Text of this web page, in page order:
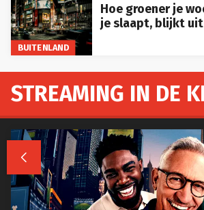
BUITENLAND
Hoe groener je
je slaapt, blijkt
STREAMING IN DE
